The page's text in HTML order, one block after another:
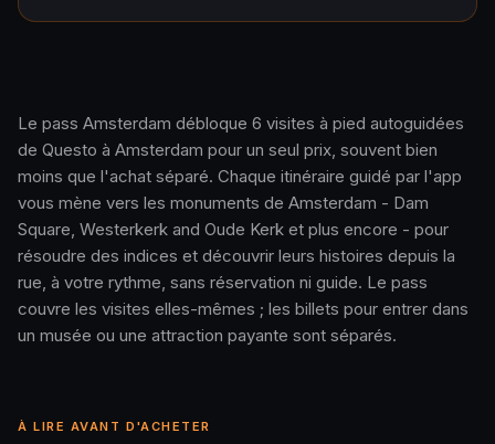
Le pass Amsterdam débloque 6 visites à pied autoguidées
de Questo à Amsterdam pour un seul prix, souvent bien
moins que l'achat séparé. Chaque itinéraire guidé par l'app
vous mène vers les monuments de Amsterdam - Dam
Square, Westerkerk and Oude Kerk et plus encore - pour
résoudre des indices et découvrir leurs histoires depuis la
rue, à votre rythme, sans réservation ni guide. Le pass
couvre les visites elles-mêmes ; les billets pour entrer dans
un musée ou une attraction payante sont séparés.
À LIRE AVANT D'ACHETER